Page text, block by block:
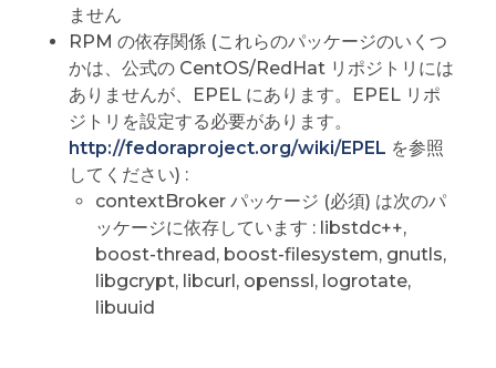
ません
RPM の依存関係 (これらのパッケージのいくつ
かは、公式の CentOS/RedHat リポジトリには
ありませんが、EPEL にあります。EPEL リポ
ジトリを設定する必要があります。
http://fedoraproject.org/wiki/EPEL を参照
してください) :
contextBroker パッケージ (必須) は次のパ
ッケージに依存しています : libstdc++,
boost-thread, boost-filesystem, gnutls,
libgcrypt, libcurl, openssl, logrotate,
libuuid